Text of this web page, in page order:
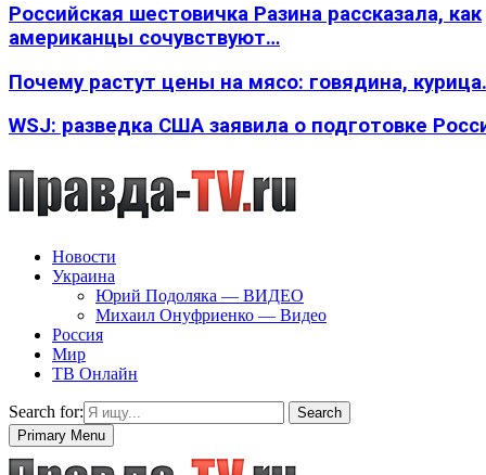
Российская шестовичка Разина рассказала, как
американцы сочувствуют…
Почему растут цены на мясо: говядина,
WSJ: разведка США заявила о подготовке
Новости
Украина
Юрий Подоляка — ВИДЕО
Михаил Онуфриенко — Видео
Россия
Мир
ТВ Онлайн
Search for:
Search
Primary Menu